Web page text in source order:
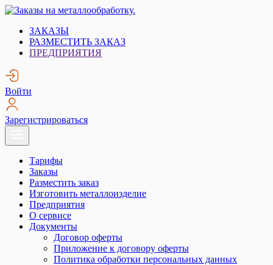
Skip
content
Заказы на металлообработку.
Металлообработка. Открытые заказы на металлообработку.
ЗАКАЗЫ
РАЗМЕСТИТЬ ЗАКАЗ
ПРЕДПРИЯТИЯ
Войти
Зарегистрироваться
Тарифы
Заказы
Разместить заказ
Изготовить металлоизделие
Предприятия
О сервисе
Документы
Договор оферты
Приложение к договору оферты
Политика обработки персональных данных